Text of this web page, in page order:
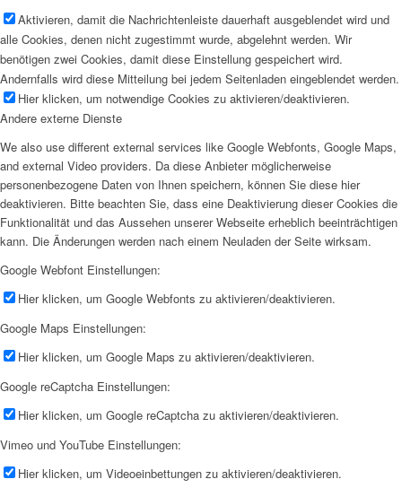
Aktivieren, damit die Nachrichtenleiste dauerhaft ausgeblendet wird und
alle Cookies, denen nicht zugestimmt wurde, abgelehnt werden. Wir
benötigen zwei Cookies, damit diese Einstellung gespeichert wird.
Andernfalls wird diese Mitteilung bei jedem Seitenladen eingeblendet werden.
Hier klicken, um notwendige Cookies zu aktivieren/deaktivieren.
Andere externe Dienste
We also use different external services like Google Webfonts, Google Maps,
and external Video providers. Da diese Anbieter möglicherweise
personenbezogene Daten von Ihnen speichern, können Sie diese hier
deaktivieren. Bitte beachten Sie, dass eine Deaktivierung dieser Cookies die
Funktionalität und das Aussehen unserer Webseite erheblich beeinträchtigen
kann. Die Änderungen werden nach einem Neuladen der Seite wirksam.
Google Webfont Einstellungen:
Hier klicken, um Google Webfonts zu aktivieren/deaktivieren.
Google Maps Einstellungen:
Hier klicken, um Google Maps zu aktivieren/deaktivieren.
Google reCaptcha Einstellungen:
Hier klicken, um Google reCaptcha zu aktivieren/deaktivieren.
Vimeo und YouTube Einstellungen:
Hier klicken, um Videoeinbettungen zu aktivieren/deaktivieren.